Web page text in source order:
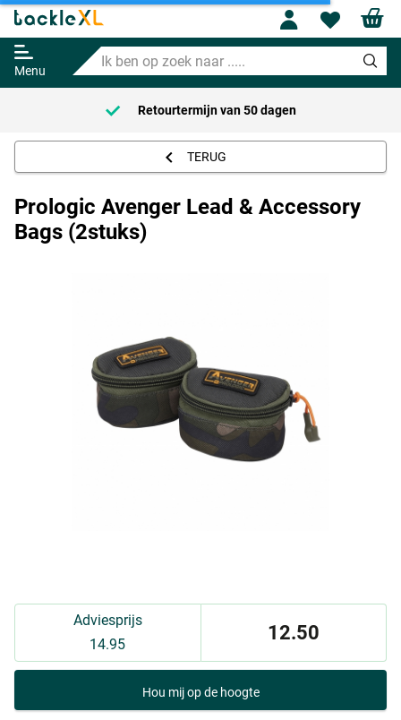
Menu
Ik
ben
op
zoek
naar
Profile
Prologic Avenger Lead &
Accessory Bags (2stuks)
Adviesprijs
14.95
12.50
Retourtermijn van 50 dagen
TERUG
Prologic Avenger Lead & Accessory
Bags (2stuks)
Adviesprijs
14.95
12.50
Hou mij op de hoogte